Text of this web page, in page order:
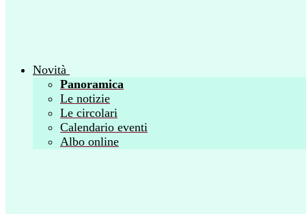
Novità
Panoramica
Le notizie
Le circolari
Calendario eventi
Albo online